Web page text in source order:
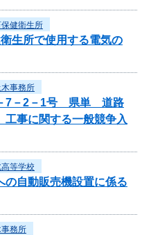
健衛生所
生所で使用する電気の
事務所
－7－2－1号 県単 道路
工事に関する一般競争入
等学校
の自動販売機設置に係る
務所